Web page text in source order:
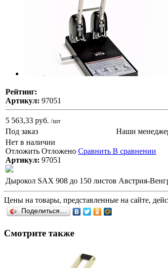
Рейтинг:
Артикул: 97051
5 563,33 руб. /шт
Под заказ
Наши
Нет в наличии
Отложить Отложено Сравнить В сравнении
Артикул: 97051
Дырокол SAX 908 до 150 листов Австрия-
Цены на товары, представленные на сайте,
Поделиться…
Смотрите также